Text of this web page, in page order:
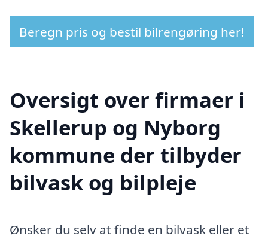
Beregn pris og bestil bilrengøring her!
Oversigt over firmaer i
Skellerup og Nyborg
kommune der tilbyder
bilvask og bilpleje
Ønsker du selv at finde en bilvask eller et